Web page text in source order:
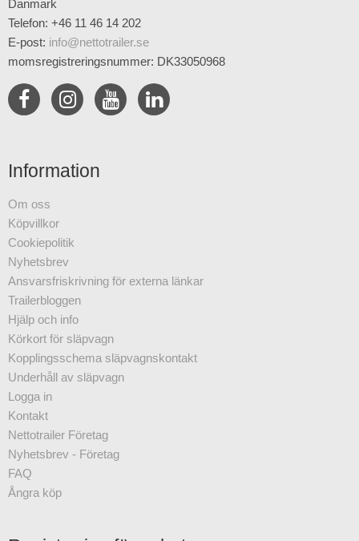
Danmark
Telefon: +46 11 46 14 202
E-post: info@nettotrailer.se
momsregistreringsnummer: DK33050968
Information
Om oss
Köpvillkor
Cookiepolitik
Nyhetsbrev
Ansvarsfriskrivning för externa länkar
Trailerbloggen
Hjälp och info
Körkort för släpvagn
Kopplingsschema släpvagnskontakt
Underhåll av släpvagn
Logga in
Kontakt
Nettotrailer Företag
Nyhetsbrev - Företag
FAQ
Ångra köp